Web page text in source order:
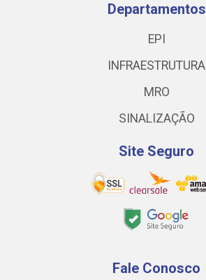
Departamentos
EPI
INFRAESTRUTURA
MRO
SINALIZAÇÃO
Site Seguro
Fale Conosco